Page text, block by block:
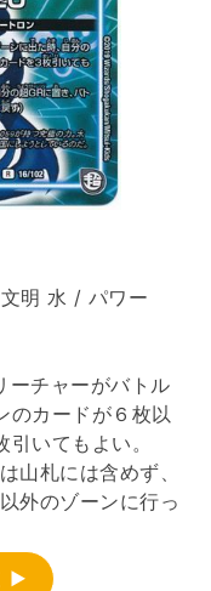
明 水 / パワー
ーチャーがバトル
のカードが６枚以
いてもよい。
山札には含めず、
外のゾーンに行っ
▶